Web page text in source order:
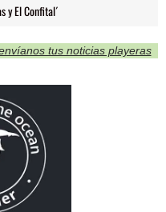
y El Confital´
tus noticias playeras